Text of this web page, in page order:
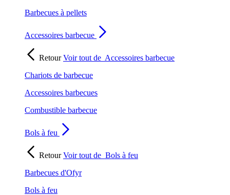
Barbecues à pellets
Accessoires barbecue
RetourVoir tout de Accessoires barbecue
Chariots de barbecue
Accessoires barbecues
Combustible barbecue
Bols à feu
RetourVoir tout de Bols à feu
Barbecues d'Ofyr
Bols à feu